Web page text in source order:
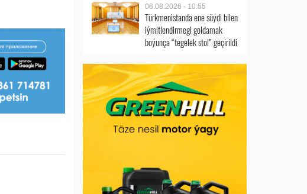
06.08.2026 - 10:55
Türkmenistanda ene süýdi bilen
iýmitlendirmegi goldamak
boýunça “tegelek stol” geçirildi